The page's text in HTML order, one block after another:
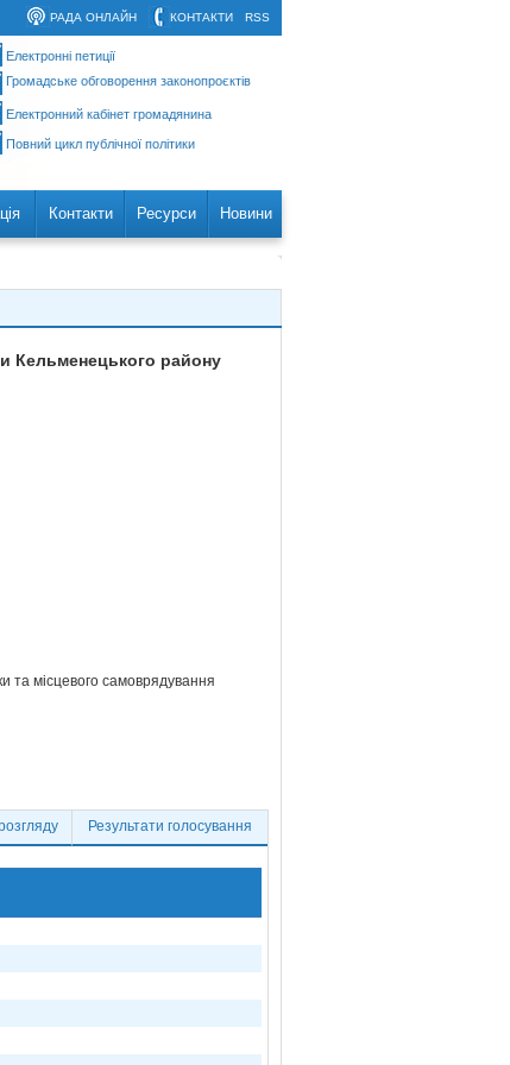
RSS
КОНТАКТИ
РАДА ОНЛАЙН
Електронні петиції
Громадське обговорення законопроєктів
Електронний кабінет громадянина
Повний цикл публічної політики
Контакти Ресурси Новини
Кельменецького району
та місцевого самоврядування
Результати голосування